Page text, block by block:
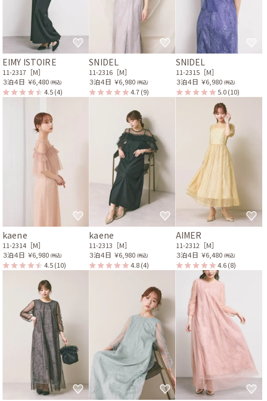
EIMY ISTOIRE
11-2317［M］
３泊４日 ￥6,480 (税込)
4.5(4)
SNIDEL
11-2316［M］
３泊４日 ￥6,980 (税込)
4.7(9)
SNIDEL
11-2315［M］
３泊４日 ￥6,980 (税込)
5.0(10)
kaene
11-2314［M］
３泊４日 ￥6,980 (税込)
4.5(10)
kaene
11-2313［M］
３泊４日 ￥6,980 (税込)
4.8(4)
AIMER
11-2312［M］
３泊４日 ￥6,480 (税込)
4.6(8)